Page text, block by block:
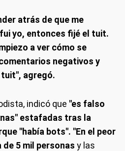
atrás de que me
yo, entonces fijé el tuit.
a ver cómo se
negativos y
agregó.
indicó que "es falso
estafadas tras la
"había bots". "En el peor
5 mil personas y las